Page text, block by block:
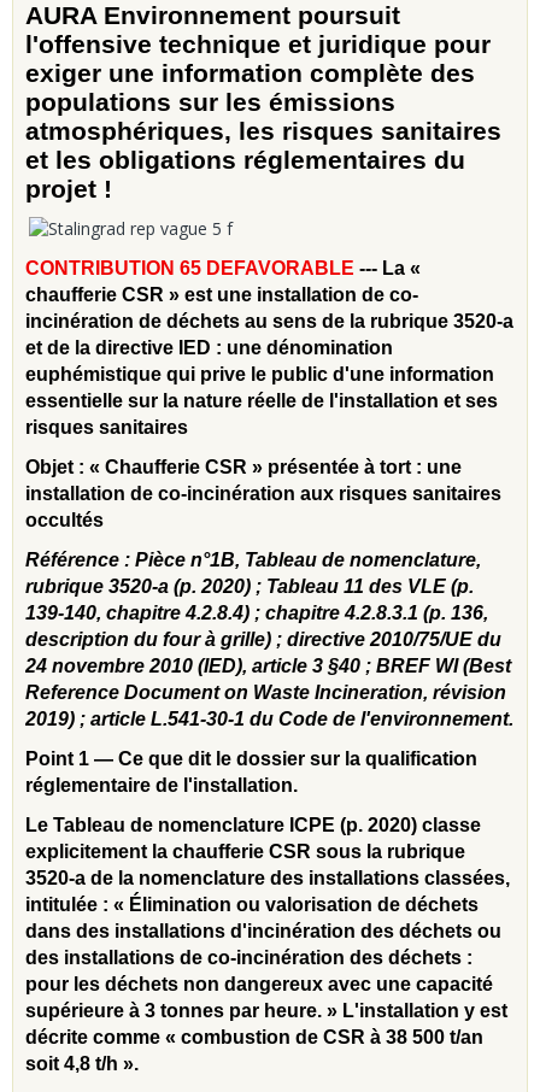
AURA Environnement poursuit
l'offensive technique et juridique pour
exiger une information complète des
populations sur les émissions
atmosphériques, les risques sanitaires
et les obligations réglementaires du
projet !
CONTRIBUTION 65 DEFAVORABLE --- La «
chaufferie CSR » est une installation de co-
incinération de déchets au sens de la rubrique 3520-a
et de la directive IED : une dénomination
euphémistique qui prive le public d'une information
essentielle sur la nature réelle de l'installation et ses
risques sanitaires
Objet : « Chaufferie CSR » présentée à tort : une
installation de co‑incinération aux risques sanitaires
occultés
Référence : Pièce n°1B, Tableau de nomenclature,
rubrique 3520-a (p. 2020) ; Tableau 11 des VLE (p.
139-140, chapitre 4.2.8.4) ; chapitre 4.2.8.3.1 (p. 136,
description du four à grille) ; directive 2010/75/UE du
24 novembre 2010 (IED), article 3 §40 ; BREF WI (Best
Reference Document on Waste Incineration, révision
2019) ; article L.541-30-1 du Code de l'environnement.
Point 1 — Ce que dit le dossier sur la qualification
réglementaire de l'installation.
Le Tableau de nomenclature ICPE (p. 2020) classe
explicitement la chaufferie CSR sous la rubrique
3520-a de la nomenclature des installations classées,
intitulée : « Élimination ou valorisation de déchets
dans des installations d'incinération des déchets ou
des installations de co-incinération des déchets :
pour les déchets non dangereux avec une capacité
supérieure à 3 tonnes par heure. » L'installation y est
décrite comme « combustion de CSR à 38 500 t/an
soit 4,8 t/h ».